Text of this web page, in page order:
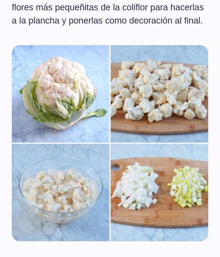
flores más pequeñitas de la coliflor para hacerlas
a la plancha y ponerlas como decoración al final.